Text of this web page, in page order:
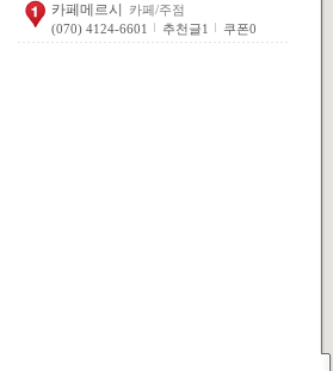
카페메르시
카페/주점
(070) 4124-6601
추천글1 쿠폰0